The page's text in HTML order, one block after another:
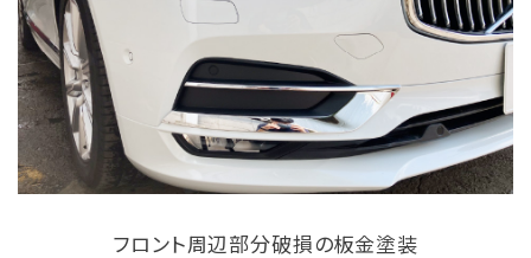
フロント周辺部分破損の板金塗装